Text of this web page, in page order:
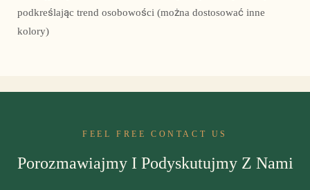
podkreślając trend osobowości (można dostosować inne
kolory)
FEEL FREE CONTACT US
Porozmawiajmy I Podyskutujmy Z Nami